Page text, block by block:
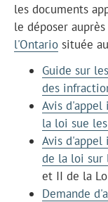
les documents
le déposer
l'Ontario située
Guide sur
des
Avis
la loi sue
Avis
de la loi sur
et II de la
Demande